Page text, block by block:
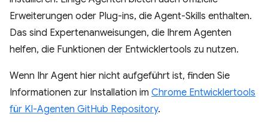
Erweiterungen oder Plug-ins, die Agent-Skills enthalten.
Das sind Expertenanweisungen, die Ihrem Agenten
helfen, die Funktionen der Entwicklertools zu nutzen.
Wenn Ihr Agent hier nicht aufgeführt ist, finden Sie
Informationen zur Installation im Chrome Entwicklertools
für KI-Agenten GitHub Repository.